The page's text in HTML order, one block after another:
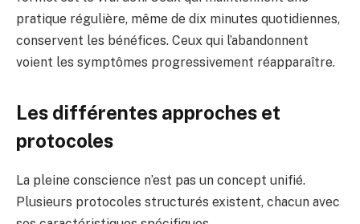
pratique régulière, même de dix minutes quotidiennes,
conservent les bénéfices. Ceux qui l’abandonnent
voient les symptômes progressivement réapparaître.
Les différentes approches et
protocoles
La pleine conscience n’est pas un concept unifié.
Plusieurs protocoles structurés existent, chacun avec